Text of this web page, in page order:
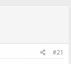
#21